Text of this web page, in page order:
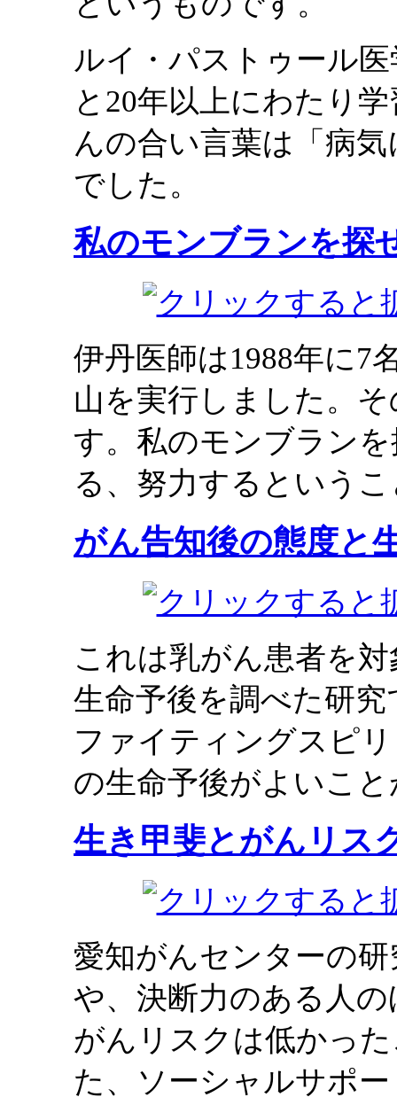
ルイ・パストゥール
と20年以上にわたり
んの合い言葉は「病
でした。
私のモンブランを探
伊丹医師は1988年に7
山を実行しました。
す。私のモンブラン
る、努力するという
がん告知後の態度と
これは乳がん患者を
生命予後を調べた研
ファイティングスピ
の生命予後がよいこ
生き甲斐とがんリス
愛知がんセンターの
や、決断力のある人
がんリスクは低かっ
た、ソーシャルサポ